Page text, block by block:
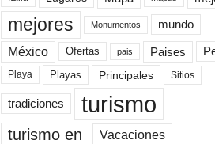
mejores Monumentos mundo
México Ofertas pais Paises
Playa Playas Principales Sitios
tradiciones turismo
turismo en Vacaciones